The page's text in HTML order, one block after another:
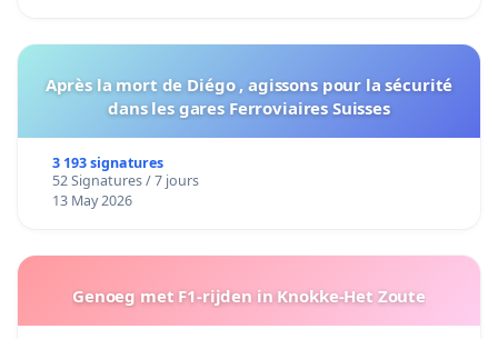
Après la mort de Diégo , agissons pour la sécurité
dans les gares Ferroviaires Suisses
3 193 signatures
52 Signatures / 7 jours
13 May 2026
Genoeg met F1-rijden in Knokke-Het Zoute